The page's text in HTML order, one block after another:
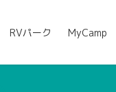
RVパーク MyCamp